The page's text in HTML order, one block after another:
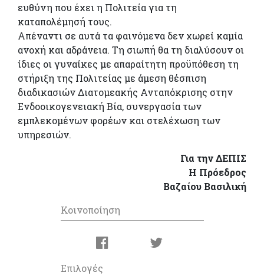
ευθύνη που έχει η Πολιτεία για τη
καταπολέμησή τους.
Απέναντι σε αυτά τα φαινόμενα δεν χωρεί καμία
ανοχή και αδράνεια. Τη σιωπή θα τη διαλύσουν οι
ίδιες οι γυναίκες με απαραίτητη προϋπόθεση τη
στήριξη της Πολιτείας με άμεση θέσπιση
διαδικασιών Διατομεακής Ανταπόκρισης στην
Ενδοοικογενειακή Βία, συνεργασία των
εμπλεκομένων φορέων και στελέχωση των
υπηρεσιών.
Για την ΔΕΠΙΣ
Η Πρόεδρος
Βαζαίου Βασιλική
Κοινοποίηση
Επιλογές